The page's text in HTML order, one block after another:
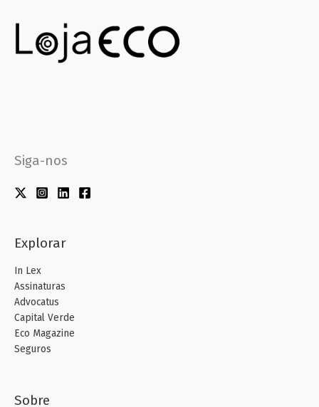
Siga-nos
Explorar
In Lex
Assinaturas
Advocatus
Capital Verde
Eco Magazine
Seguros
Sobre